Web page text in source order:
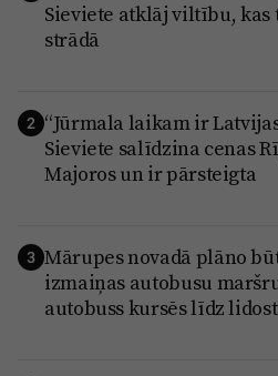
Sieviete atklāj viltību, kas
strādā
2 “Jūrmala laikam ir Latvijas
Sieviete salīdzina cenas
Majoros un ir pārsteigta
3 Mārupes novadā plāno
izmaiņas autobusu
autobuss kursēs līdz